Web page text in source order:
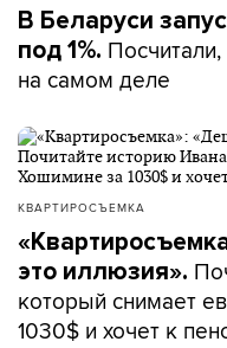
В Беларуси
под 1%.
на самом деле
КВАРТИРОСЪЕМКА
это иллюзия».
который снимает
1030$ и хочет к